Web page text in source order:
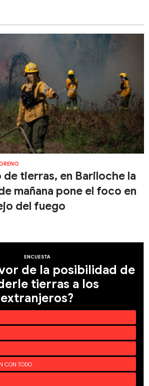
de tierras, en Bariloche la
mañana pone el foco en
del fuego
ENCUESTA
de la posibilidad de
tierras a los
extranjeros?
CON TODO